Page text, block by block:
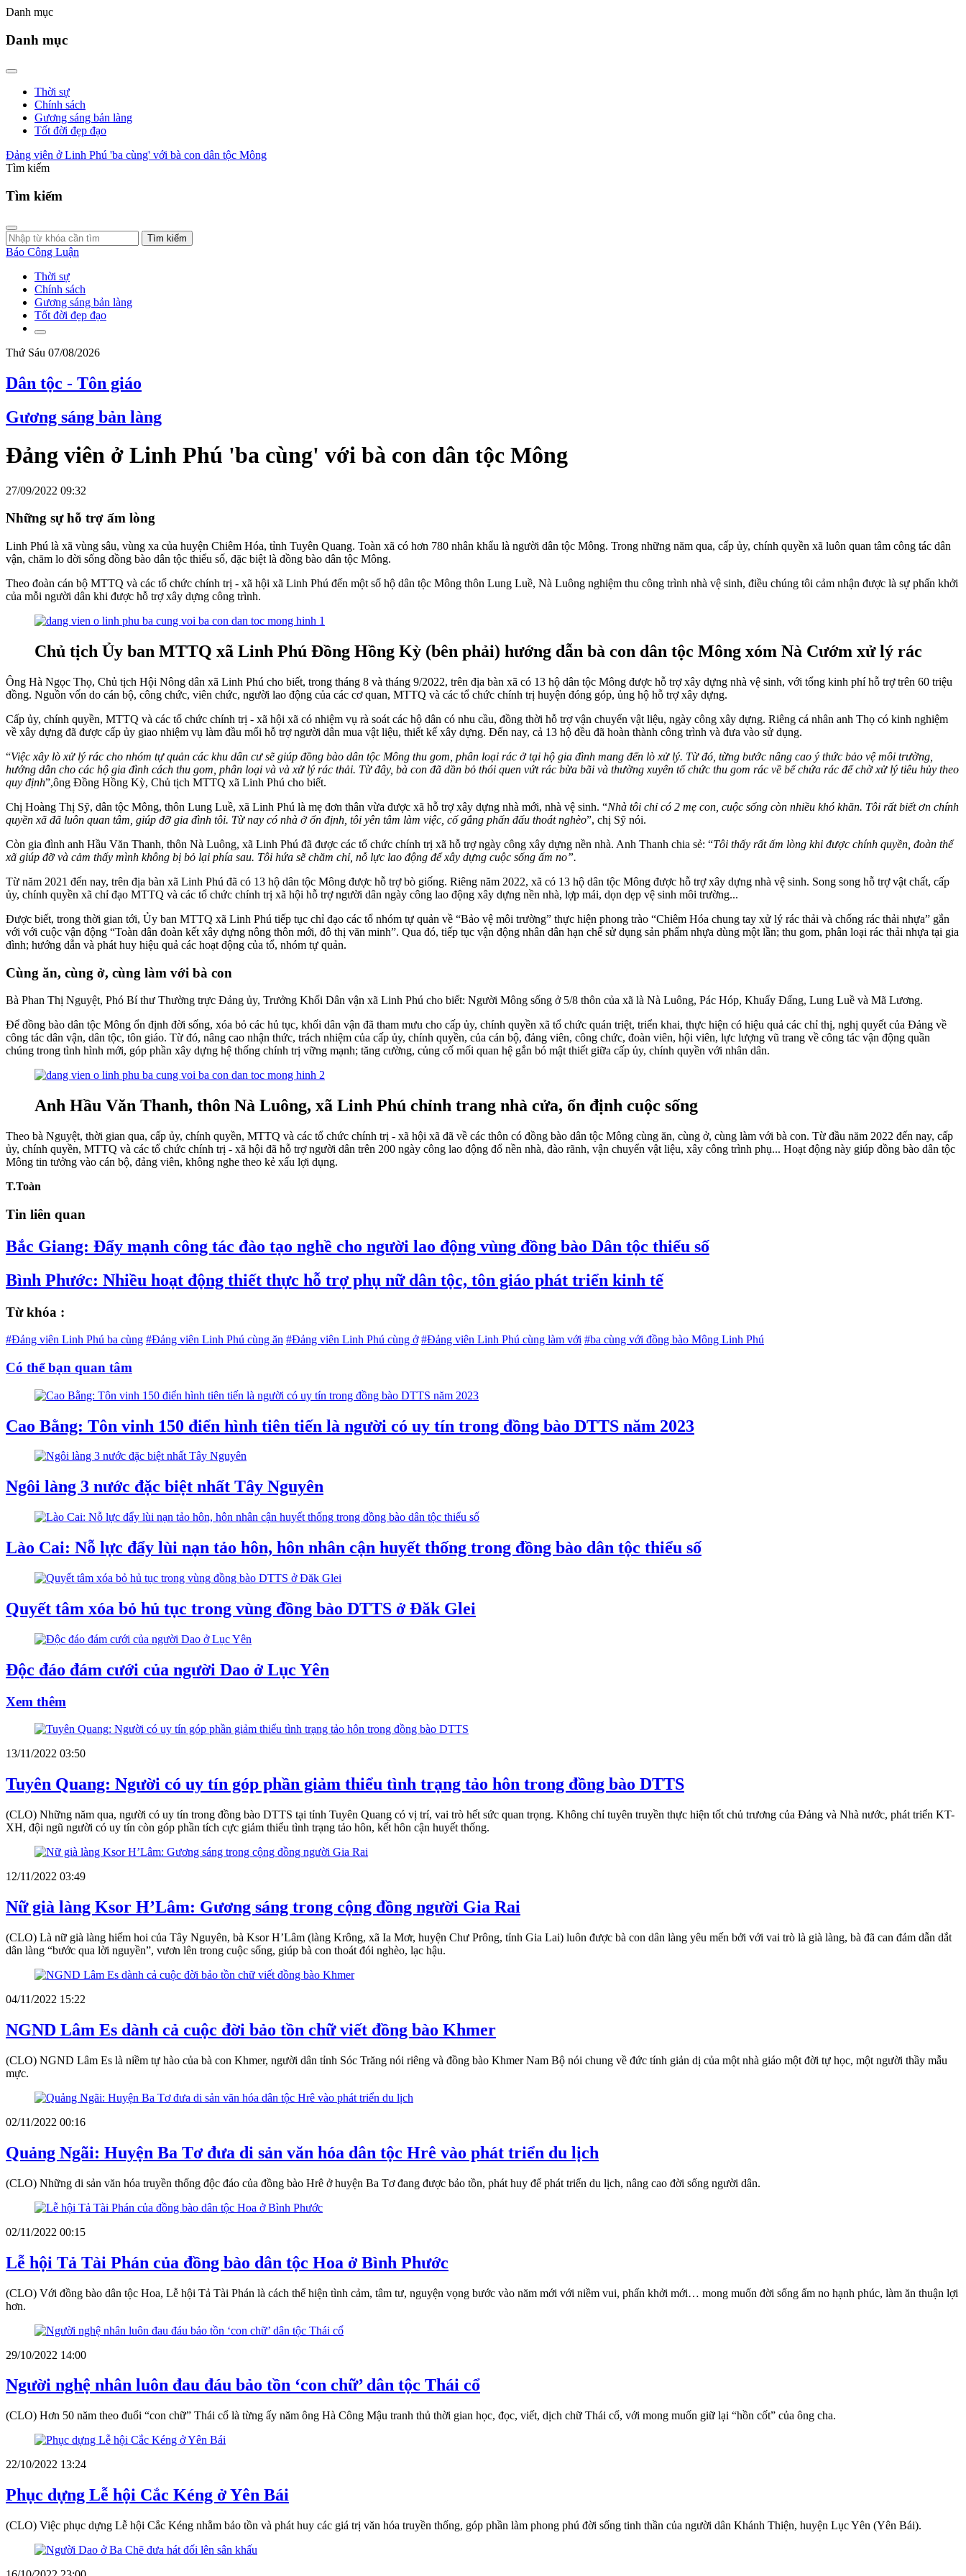
Danh mục
Danh mục
Thời sự
Chính sách
Gương sáng bản làng
Tốt đời đẹp đạo
Đảng viên ở Linh Phú 'ba cùng' với bà con dân tộc Mông
Tìm kiếm
Tìm kiếm
Tìm kiếm
Báo Công Luận
Thời sự
Chính sách
Gương sáng bản làng
Tốt đời đẹp đạo
Thứ Sáu 07/08/2026
Dân tộc - Tôn giáo
Gương sáng bản làng
Đảng viên ở Linh Phú 'ba cùng' với bà con dân tộc Mông
27/09/2022 09:32
Những sự hỗ trợ ấm lòng
Linh Phú là xã vùng sâu, vùng xa của huyện Chiêm Hóa, tỉnh Tuyên Quang. Toàn xã có hơn 780 nhân khẩu là người dân tộc Mông. Trong những năm qua, cấp ủy, chính quyền xã luôn quan tâm công tác dân
vận, chăm lo đời sống đồng bào dân tộc thiểu số, đặc biệt là đồng bào dân tộc Mông.
Theo đoàn cán bộ MTTQ và các tổ chức chính trị - xã hội xã Linh Phú đến một số hộ dân tộc Mông thôn Lung Luề, Nà Luông nghiệm thu công trình nhà vệ sinh, điều chúng tôi cảm nhận được là sự phấn khởi
của mỗi người dân khi được hỗ trợ xây dựng công trình.
Chủ tịch Ủy ban MTTQ xã Linh Phú Đồng Hồng Kỳ (bên phải) hướng dẫn bà con dân tộc Mông xóm Nà Cướm xử lý rác
Ông Hà Ngọc Thọ, Chủ tịch Hội Nông dân xã Linh Phú cho biết, trong tháng 8 và tháng 9/2022, trên địa bàn xã có 13 hộ dân tộc Mông được hỗ trợ xây dựng nhà vệ sinh, với tổng kinh phí hỗ trợ trên 60 triệu
đồng. Nguồn vốn do cán bộ, công chức, viên chức, người lao động của các cơ quan, MTTQ và các tổ chức chính trị huyện đóng góp, ủng hộ hỗ trợ xây dựng.
Cấp ủy, chính quyền, MTTQ và các tổ chức chính trị - xã hội xã có nhiệm vụ rà soát các hộ dân có nhu cầu, đồng thời hỗ trợ vận chuyển vật liệu, ngày công xây dựng. Riêng cá nhân anh Thọ có kinh nghiệm
về xây dựng đã được cấp ủy giao nhiệm vụ làm đầu mối hỗ trợ người dân mua vật liệu, thiết kế xây dựng. Đến nay, cả 13 hộ đều đã hoàn thành công trình và đưa vào sử dụng.
“Việc xây lò xử lý rác cho nhóm tự quản các khu dân cư sẽ giúp đồng bào dân tộc Mông thu gom, phân loại rác ở tại hộ gia đình mang đến lò xử lý. Từ đó, từng bước nâng cao ý thức bảo vệ môi trường,
hướng dẫn cho các hộ gia đình cách thu gom, phân loại và và xử lý rác thải. Từ đây, bà con đã dần bỏ thói quen vứt rác bừa bãi và thường xuyên tổ chức thu gom rác về bể chứa rác để chờ xử lý tiêu hủy theo
quy định”,ông Đồng Hồng Kỳ, Chủ tịch MTTQ xã Linh Phú cho biết.
Chị Hoàng Thị Sỹ, dân tộc Mông, thôn Lung Luề, xã Linh Phú là mẹ đơn thân vừa được xã hỗ trợ xây dựng nhà mới, nhà vệ sinh. “Nhà tôi chỉ có 2 mẹ con, cuộc sống còn nhiều khó khăn. Tôi rất biết ơn chính
quyền xã đã luôn quan tâm, giúp đỡ gia đình tôi. Từ nay có nhà ở ổn định, tôi yên tâm làm việc, cố gắng phấn đấu thoát nghèo”, chị Sỹ nói.
Còn gia đình anh Hầu Văn Thanh, thôn Nà Luông, xã Linh Phú đã được các tổ chức chính trị xã hỗ trợ ngày công xây dựng nền nhà. Anh Thanh chia sẻ: “Tôi thấy rất ấm lòng khi được chính quyền, đoàn thể
xã giúp đỡ và cảm thấy mình không bị bỏ lại phía sau. Tôi hứa sẽ chăm chỉ, nỗ lực lao động để xây dựng cuộc sống ấm no”.
Từ năm 2021 đến nay, trên địa bàn xã Linh Phú đã có 13 hộ dân tộc Mông được hỗ trợ bò giống. Riêng năm 2022, xã có 13 hộ dân tộc Mông được hỗ trợ xây dựng nhà vệ sinh. Song song hỗ trợ vật chất, cấp
ủy, chính quyền xã chỉ đạo MTTQ và các tổ chức chính trị xã hội hỗ trợ người dân ngày công lao động xây dựng nền nhà, lợp mái, dọn dẹp vệ sinh môi trường...
Được biết, trong thời gian tới, Ủy ban MTTQ xã Linh Phú tiếp tục chỉ đạo các tổ nhóm tự quản về “Bảo vệ môi trường” thực hiện phong trào “Chiêm Hóa chung tay xử lý rác thải và chống rác thải nhựa” gắn
với với cuộc vận động “Toàn dân đoàn kết xây dựng nông thôn mới, đô thị văn minh”. Qua đó, tiếp tục vận động nhân dân hạn chế sử dụng sản phẩm nhựa dùng một lần; thu gom, phân loại rác thải nhựa tại gia
đình; hướng dẫn và phát huy hiệu quả các hoạt động của tổ, nhóm tự quản.
Cùng ăn, cùng ở, cùng làm với bà con
Bà Phan Thị Nguyệt, Phó Bí thư Thường trực Đảng ủy, Trưởng Khối Dân vận xã Linh Phú cho biết: Người Mông sống ở 5/8 thôn của xã là Nà Luông, Pác Hóp, Khuẩy Đấng, Lung Luề và Mã Lương.
Để đồng bào dân tộc Mông ổn định đời sống, xóa bỏ các hủ tục, khối dân vận đã tham mưu cho cấp ủy, chính quyền xã tổ chức quán triệt, triển khai, thực hiện có hiệu quả các chỉ thị, nghị quyết của Đảng về
công tác dân vận, dân tộc, tôn giáo. Từ đó, nâng cao nhận thức, trách nhiệm của cấp ủy, chính quyền, của cán bộ, đảng viên, công chức, đoàn viên, hội viên, lực lượng vũ trang về công tác vận động quần
chúng trong tình hình mới, góp phần xây dựng hệ thống chính trị vững mạnh; tăng cường, củng cố mối quan hệ gắn bó mật thiết giữa cấp ủy, chính quyền với nhân dân.
Anh Hầu Văn Thanh, thôn Nà Luông, xã Linh Phú chỉnh trang nhà cửa, ổn định cuộc sống
Theo bà Nguyệt, thời gian qua, cấp ủy, chính quyền, MTTQ và các tổ chức chính trị - xã hội xã đã về các thôn có đồng bào dân tộc Mông cùng ăn, cùng ở, cùng làm với bà con. Từ đầu năm 2022 đến nay, cấp
ủy, chính quyền, MTTQ và các tổ chức chính trị - xã hội đã hỗ trợ người dân trên 200 ngày công lao động đổ nền nhà, đào rãnh, vận chuyển vật liệu, xây công trình phụ... Hoạt động này giúp đồng bào dân tộc
Mông tin tưởng vào cán bộ, đảng viên, không nghe theo kẻ xấu lợi dụng.
T.Toàn
Tin liên quan
Bắc Giang: Đẩy mạnh công tác đào tạo nghề cho người lao động vùng đồng bào Dân tộc thiểu số
Bình Phước: Nhiều hoạt động thiết thực hỗ trợ phụ nữ dân tộc, tôn giáo phát triển kinh tế
Từ khóa :
#Đảng viên Linh Phú ba cùng #Đảng viên Linh Phú cùng ăn #Đảng viên Linh Phú cùng ở #Đảng viên Linh Phú cùng làm với #ba cùng với đồng bào Mông Linh Phú
Có thể bạn quan tâm
Cao Bằng: Tôn vinh 150 điển hình tiên tiến là người có uy tín trong đồng bào DTTS năm 2023
Ngôi làng 3 nước đặc biệt nhất Tây Nguyên
Lào Cai: Nỗ lực đẩy lùi nạn tảo hôn, hôn nhân cận huyết thống trong đồng bào dân tộc thiểu số
Quyết tâm xóa bỏ hủ tục trong vùng đồng bào DTTS ở Đăk Glei
Độc đáo đám cưới của người Dao ở Lục Yên
Xem thêm
13/11/2022 03:50
Tuyên Quang: Người có uy tín góp phần giảm thiểu tình trạng tảo hôn trong đồng bào DTTS
(CLO) Những năm qua, người có uy tín trong đồng bào DTTS tại tỉnh Tuyên Quang có vị trí, vai trò hết sức quan trọng. Không chỉ tuyên truyền thực hiện tốt chủ trương của Đảng và Nhà nước, phát triển KT-
XH, đội ngũ người có uy tín còn góp phần tích cực giảm thiểu tình trạng tảo hôn, kết hôn cận huyết thống.
12/11/2022 03:49
Nữ già làng Ksor H’Lâm: Gương sáng trong cộng đồng người Gia Rai
(CLO) Là nữ già làng hiếm hoi của Tây Nguyên, bà Ksor H’Lâm (làng Krông, xã Ia Mơr, huyện Chư Prông, tỉnh Gia Lai) luôn được bà con dân làng yêu mến bởi với vai trò là già làng, bà đã can đảm dẫn dắt
dân làng “bước qua lời nguyền”, vươn lên trong cuộc sống, giúp bà con thoát đói nghèo, lạc hậu.
04/11/2022 15:22
NGND Lâm Es dành cả cuộc đời bảo tồn chữ viết đồng bào Khmer
(CLO) NGND Lâm Es là niềm tự hào của bà con Khmer, người dân tỉnh Sóc Trăng nói riêng và đồng bào Khmer Nam Bộ nói chung về đức tính giản dị của một nhà giáo một đời tự học, một người thầy mẫu
mực.
02/11/2022 00:16
Quảng Ngãi: Huyện Ba Tơ đưa di sản văn hóa dân tộc Hrê vào phát triển du lịch
(CLO) Những di sản văn hóa truyền thống độc đáo của đồng bào Hrê ở huyện Ba Tơ đang được bảo tồn, phát huy để phát triển du lịch, nâng cao đời sống người dân.
02/11/2022 00:15
Lễ hội Tả Tài Phán của đồng bào dân tộc Hoa ở Bình Phước
(CLO) Với đồng bào dân tộc Hoa, Lễ hội Tả Tài Phán là cách thể hiện tình cảm, tâm tư, nguyện vọng bước vào năm mới với niềm vui, phấn khởi mới… mong muốn đời sống ấm no hạnh phúc, làm ăn thuận lợi
hơn.
29/10/2022 14:00
Người nghệ nhân luôn đau đáu bảo tồn ‘con chữ’ dân tộc Thái cổ
(CLO) Hơn 50 năm theo đuổi “con chữ” Thái cổ là từng ấy năm ông Hà Công Mậu tranh thủ thời gian học, đọc, viết, dịch chữ Thái cổ, với mong muốn giữ lại “hồn cốt” của ông cha.
22/10/2022 13:24
Phục dựng Lễ hội Cắc Kéng ở Yên Bái
(CLO) Việc phục dựng Lễ hội Cắc Kéng nhằm bảo tồn và phát huy các giá trị văn hóa truyền thống, góp phần làm phong phú đời sống tinh thần của người dân Khánh Thiện, huyện Lục Yên (Yên Bái).